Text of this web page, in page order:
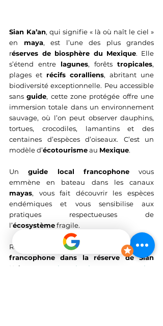
Sian Ka’an, qui signifie « là où naît le ciel »
en maya, est l’une des plus grandes
réserves de biosphère du Mexique. Elle
s’étend entre lagunes, forêts tropicales,
plages et récifs coralliens, abritant une
biodiversité exceptionnelle. Peu accessible
sans guide, cette zone protégée offre une
immersion totale dans un environnement
sauvage, où l’on peut observer dauphins,
tortues, crocodiles, lamantins et des
centaines d’espèces d’oiseaux. C’est un
modèle d’écotourisme au Mexique.
Un guide local francophone vous
mayas, vous fait découvrir les espèces
endémiques et vous sensibilise aux
pratiques respectueuses de
l’écosystème fragile.
Réservez votre
excursion guidée
francophone dans la réserve de Sian
Ka’an
version classique
version